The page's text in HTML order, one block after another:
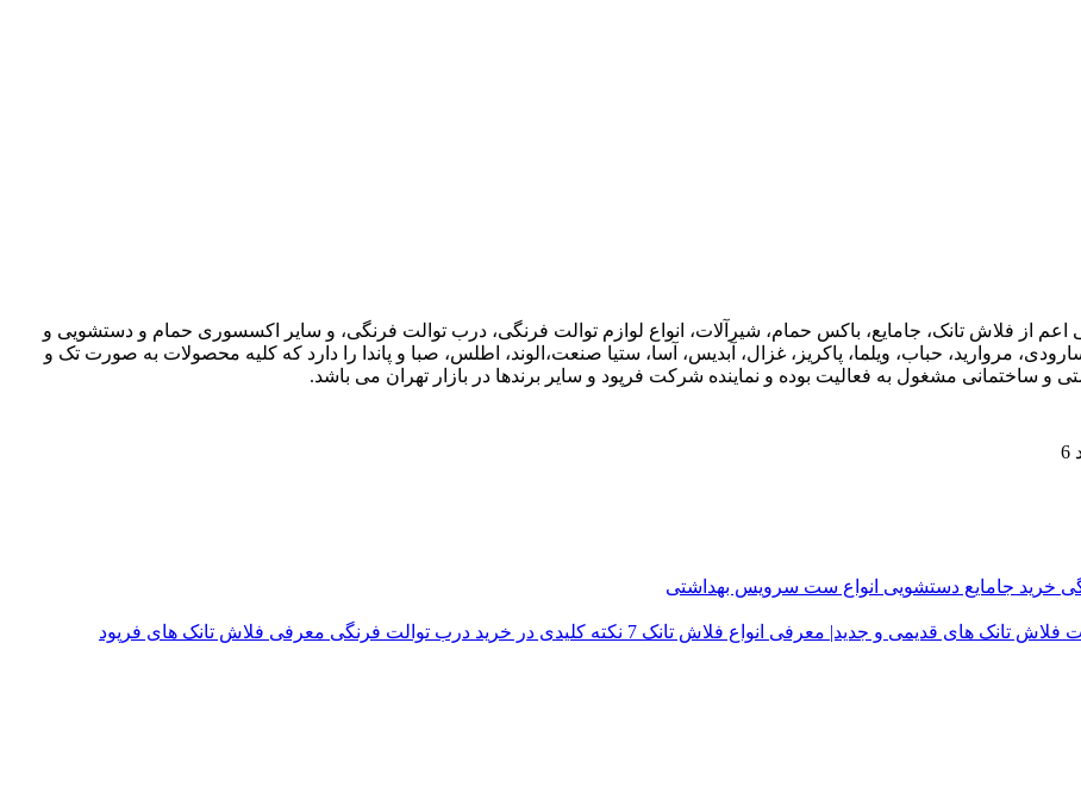
اعم از فلاش تانک، جامایع، باکس حمام، شیرآلات، انواع لوازم توالت فرنگی، درب توالت فرنگی، و سایر اکسسوری حمام و دستشویی و
مروارید، حباب، ویلما، پاکریز، غزال، آبدیس، آسا، ستیا صنعت،الوند، اطلس، صبا و پاندا را دارد که کلیه محصولات به صورت تک و
و ساختمانی مشغول به فعالیت بوده و نماینده شرکت فرپود و سایر برندها در بازار تهران می باشد.
خرید جامایع دستشویی انواع ست سرویس بهداشتی
فلاش تانک های قدیمی و جدید| معرفی انواع فلاش تانک 7 نکته کلیدی در خرید درب توالت فرنگی معرفی فلاش تانک های فرپود